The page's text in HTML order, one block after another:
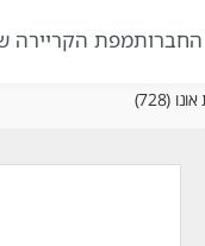
מפת הקריירה
(728)